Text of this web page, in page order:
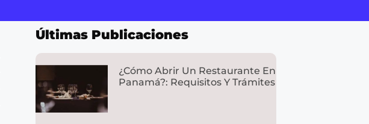
Últimas Publicaciones
¿Cómo Abrir Un Restaurante En
Panamá?: Requisitos Y Trámites